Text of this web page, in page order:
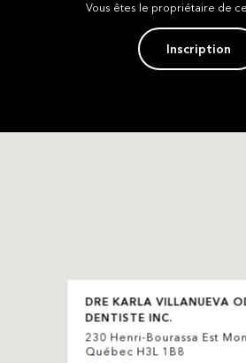
Vous êtes le propriétaire de
Inscription
DRE KARLA VILLANUEVA
DENTISTE INC.
230 Henri-Bourassa Est
Québec H3L 1B8